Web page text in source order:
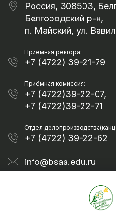
Россия, 308503,
Белгородский р-н,
п. Майский, ул.
Приёмная ректора:
+7 (4722) 39-21-79
Приёмная комиссия:
+7 (4722)39-22-07,
+7 (4722)39-22-71
Отдел
+7 (4722) 39-22-62
info@bsaa.edu.ru